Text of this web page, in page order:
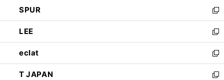
で
開
く
ド
ウ
で
開
く
ィ
ン
ド
ウ
で
開
く
い
ウ
ィ
ン
ド
ウ
で
SPUR
新
し
い
ウ
ィ
ン
ド
LEE
新
し
い
ウ
ィ
eclat
新
し
い
T JAPAN
新